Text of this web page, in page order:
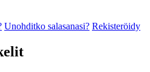
Unohditko salasanasi? Rekisteröidy